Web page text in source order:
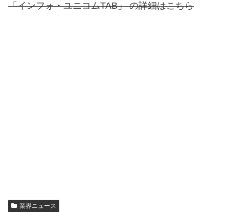
「インフォ・ユニコムTAB」 の詳細はこちら
業界ニュース